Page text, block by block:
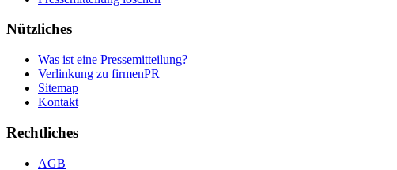
Nützliches
Was ist eine Pressemitteilung?
Verlinkung zu firmenPR
Sitemap
Kontakt
Rechtliches
AGB